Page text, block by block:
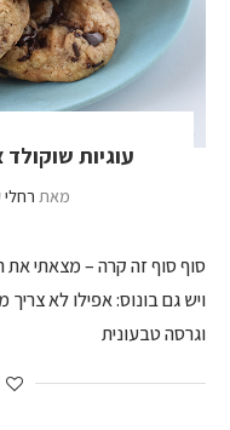
עוגיות
מאת
סוף סוף זה קרה – מצאתי את
ויש גם בונוס: אפילו לא צריך
וגרסה טבעונית